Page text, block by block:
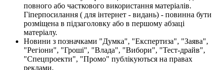
повного або часткового використання матеріалів.
Гіперпосилання ( для інтернет - видань) - повинна бути
розміщена в підзаголовку або в першому абзаці
матеріалу.
Новини з позначками "Думка", "Експертиза", "Заява",
"Регіони", "Гроші", "Влада", "Вибори", "Тест-драйв",
"Спецпроекти", "Промо" публікуються на правах
реклами.